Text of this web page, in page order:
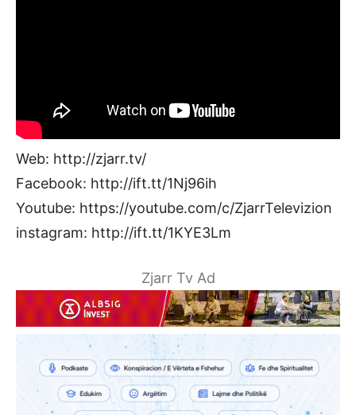
Web: http://zjarr.tv/
Facebook: http://ift.tt/1Nj96ih
Youtube: https://youtube.com/c/ZjarrTelevizion
instagram: http://ift.tt/1KYE3Lm
Zjarr Tv Ad